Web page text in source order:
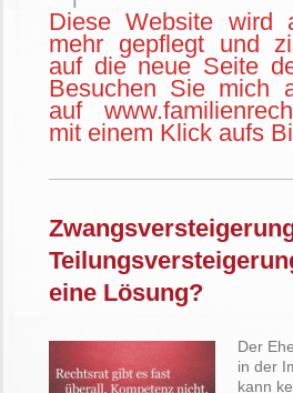
Diese Website wird
mehr gepflegt und
auf die neue Seite
Besuchen Sie mich
auf
mit einem Klick aufs
eine Lösung?
Der
in der
kann